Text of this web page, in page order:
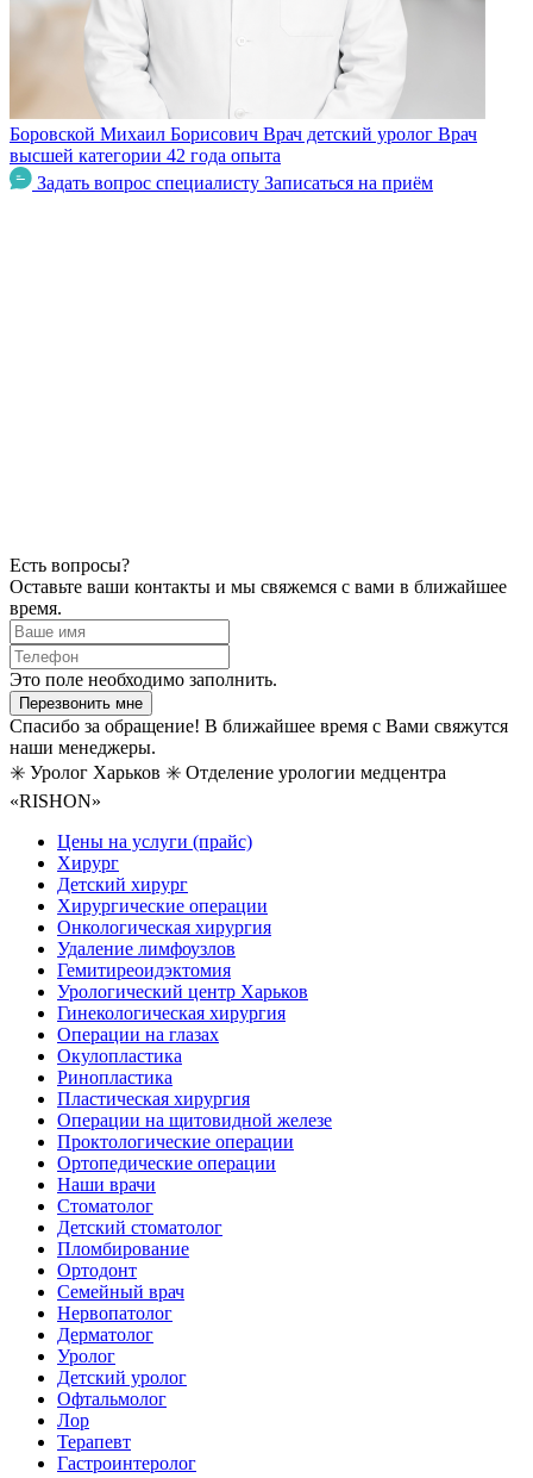
Боровской Михаил Борисович Врач детский уролог Врач
высшей категории 42 года опыта
Задать вопрос специалисту Записаться на приём
Есть вопросы?
Оставьте ваши контакты и мы свяжемся с вами в ближайшее
время.
Это поле необходимо заполнить.
Перезвонить мне
Спасибо за обращение! В ближайшее время с Вами свяжутся
наши менеджеры.
✳️ Уролог Харьков ✳️ Отделение урологии медцентра
«RISHON»
Цены на услуги (прайс)
Хирург
Детский хирург
Хирургические операции
Онкологическая хирургия
Удаление лимфоузлов
Гемитиреоидэктомия
Урологический центр Харьков
Гинекологическая хирургия
Операции на глазах
Окулопластика
Ринопластика
Пластическая хирургия
Операции на щитовидной железе
Проктологические операции
Ортопедические операции
Наши врачи
Стоматолог
Детский стоматолог
Пломбирование
Ортодонт
Семейный врач
Нервопатолог
Дерматолог
Уролог
Детский уролог
Офтальмолог
Лор
Терапевт
Гастроинтеролог